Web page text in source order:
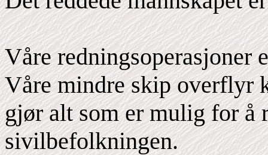
Våre redningsoperasjoner
Våre mindre skip overflyr
gjør alt som er mulig for å
sivilbefolkningen.